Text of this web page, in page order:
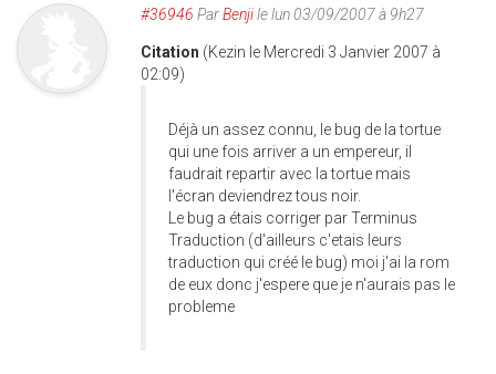
#36946 ParBenjile lun 03/09/2007 à 9h27
Citation (Kezin le Mercredi 3 Janvier 2007 à
02:09)
Déjà un assez connu, le bug de la tortue
qui une fois arriver a un empereur, il
faudrait repartir avec la tortue mais
l'écran deviendrez tous noir.
Le bug a étais corriger par Terminus
Traduction (d'ailleurs c'etais leurs
traduction qui créé le bug) moi j'ai la rom
de eux donc j'espere que je n'aurais pas le
probleme